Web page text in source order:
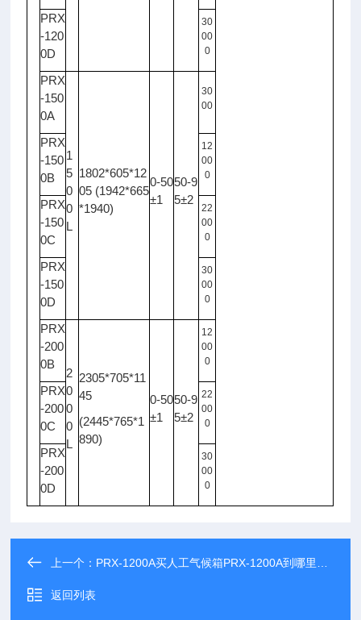
PRX
-120
0D
30
00
0
PRX
-150
0A
1
5
0
0
L
1802*605*12
05 (1942*665
*1940)
0-50
±1
50-9
5±2
30
00
PRX
-150
0B
12
00
0
PRX
-150
0C
22
00
0
PRX
-150
0D
30
00
0
PRX
-200
0B
2
0
0
0
L
2305*705*11
45
(2445*765*1
890)
0-50
±1
50-9
5±2
12
00
0
PRX
-200
0C
22
00
0
PRX
-200
0D
30
00
0
上一个： PRX-1200A买人工气候箱PRX-1200A到哪里，*诺基仪器
返回列表